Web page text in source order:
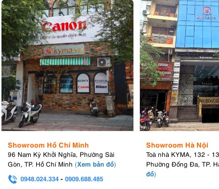
Showroom Hồ Chí Minh
96 Nam Kỳ Khởi Nghĩa, Phường Sài
Gòn, TP. Hồ Chí Minh (Xem bản đồ)
0948.024.334 - 0909.688.485
Showroom Hà Nội
Toà nhà KYMA, 132 -
Phường Đống Đa, TP.
đồ)